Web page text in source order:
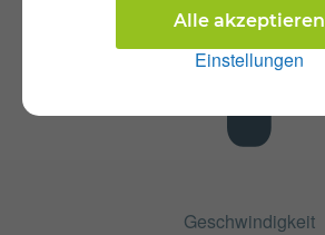
Einstellungen
Alle akzeptieren
Geschwindigkeit